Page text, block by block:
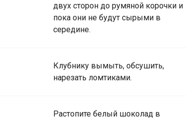
двух сторон до румяной корочки и
пока они не будут сырыми в
середине.
Клубнику вымыть, обсушить,
нарезать ломтиками.
Растопите белый шоколад в